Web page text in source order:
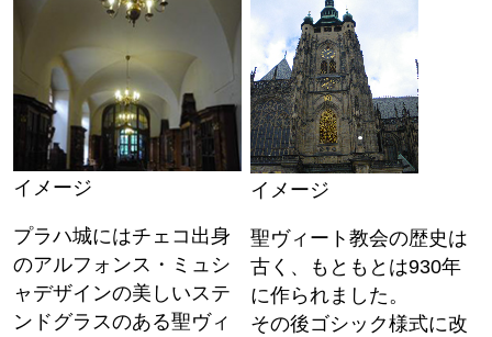
イメージ
プラハ城にはチェコ出身
のアルフォンス・ミュシ
ャデザインの美しいステ
ンドグラスのある聖ヴィ
イメージ
聖ヴィート教会の歴史は
古く、もともとは930年
に作られました。
その後ゴシック様式に改